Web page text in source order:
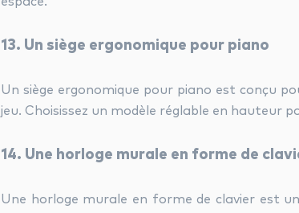
13. Un siège ergonomique pour piano
Un siège ergonomique pour piano est conçu
jeu. Choisissez un modèle réglable en hauteur
14. Une horloge murale en forme de
Une horloge murale en forme de clavier est